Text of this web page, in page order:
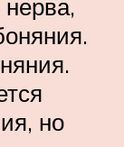
нерва,
но